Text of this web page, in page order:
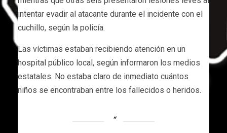
intentar evadir al atacante durante el incidente con el
cuchillo, según la policía.
Las víctimas estaban recibiendo atención en un
hospital público local, según informaron los medios
estatales. No estaba claro de inmediato cuántos
niños se encontraban entre los fallecidos o heridos.